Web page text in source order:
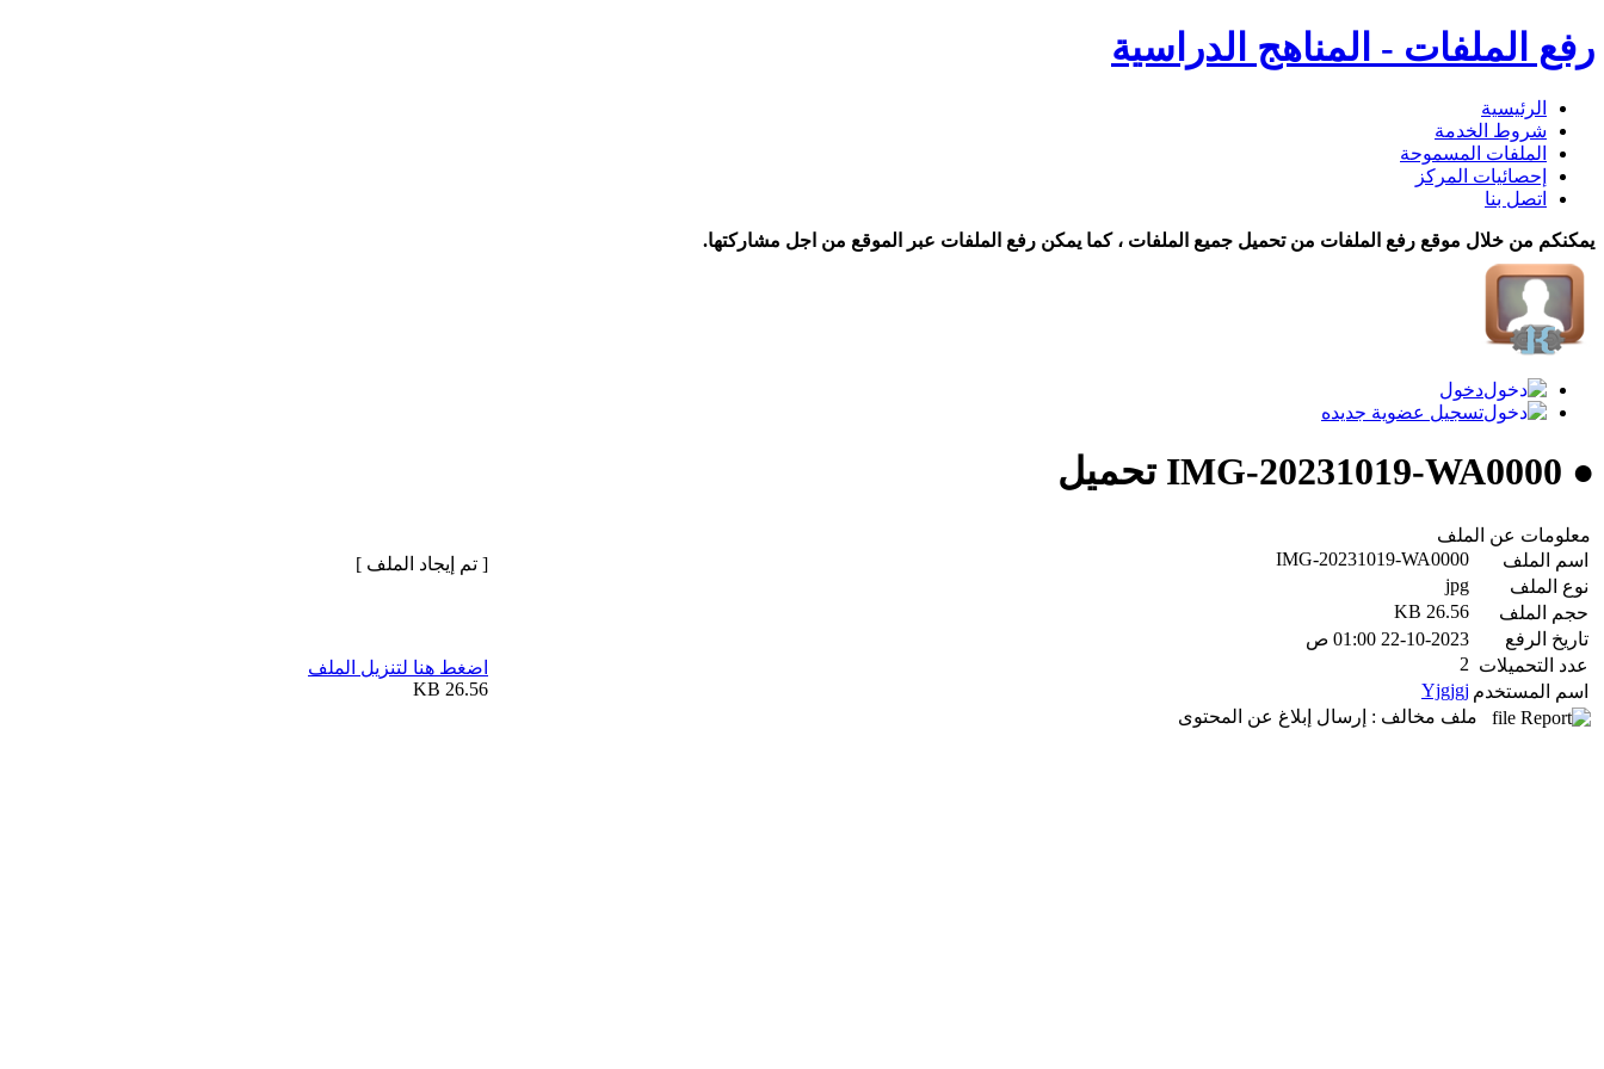
رفع الملفات - المناهج الدراسية
الرئيسية
شروط الخدمة
الملفات المسموحة
إحصائيات المركز
اتصل بنا
يمكنكم من خلال موقع رفع الملفات من تحميل جميع الملفات ، كما يمكن رفع الملفات عبر الموقع من اجل مشاركتها.
دخول
تسجيل عضوية جديده
● IMG-20231019-WA0000 تحميل
معلومات عن الملف
اسم الملف
IMG-20231019-WA0000
نوع الملف
jpg
حجم الملف
26.56 KB
تاريخ الرفع
22-10-2023 01:00 ص
عدد التحميلات 2
اسم المستخدم Yjgjgj
ملف مخالف : إرسال إبلاغ عن المحتوى
[ تم إيجاد الملف ]
اضغط هنا لتنزيل الملف
26.56 KB